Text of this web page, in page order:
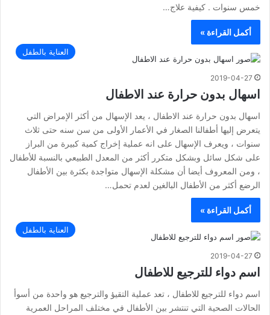
خمس سنوات . كيفية علاج…
أكمل القراءة »
العناية بالطفل
2019-04-27
اسهال بدون حرارة عند الاطفال
اسهال بدون حرارة عند الاطفال ، يعد الإسهال من أكثر الإمراض التي
يتعرض إليها أطفالنا الصغار في الأعمار الأولى من سن سنه حتى ثلاث
سنوات ، ويعرف الإسهال على انه عملية إخراج كمية كبيرة من البراز
على شكل سائل وبشكل متكرر أكثر من المعدل الطبيعي بالنسبة للأطفال
، ومن المعروف أيضا أن مشكلة الإسهال متواجدة بكثرة بين الأطفال
الرضع أكثر من الأطفال البالغين لعدم تحمل…
أكمل القراءة »
العناية بالطفل
2019-04-27
اسم دواء للترجيع للاطفال
اسم دواء للترجيع للاطفال ، تعد عملية التقيؤ والترجيع هو واحدة من أسوأ
الحالات الصحية التي تنتشر بين الأطفال في مختلف المراحل العمرية